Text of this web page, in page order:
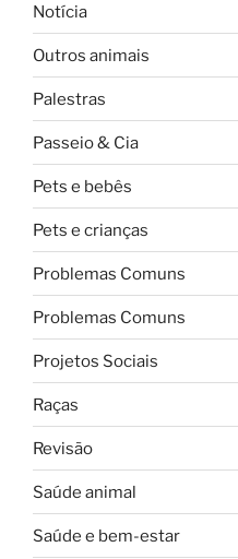
Notícia
Outros animais
Palestras
Passeio & Cia
Pets e bebês
Pets e crianças
Problemas Comuns
Problemas Comuns
Projetos Sociais
Raças
Revisão
Saúde animal
Saúde e bem-estar